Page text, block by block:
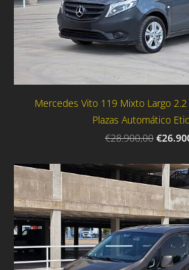
Mercedes Vito 119 Mixto Largo
Plazas Automático
€28.900,00